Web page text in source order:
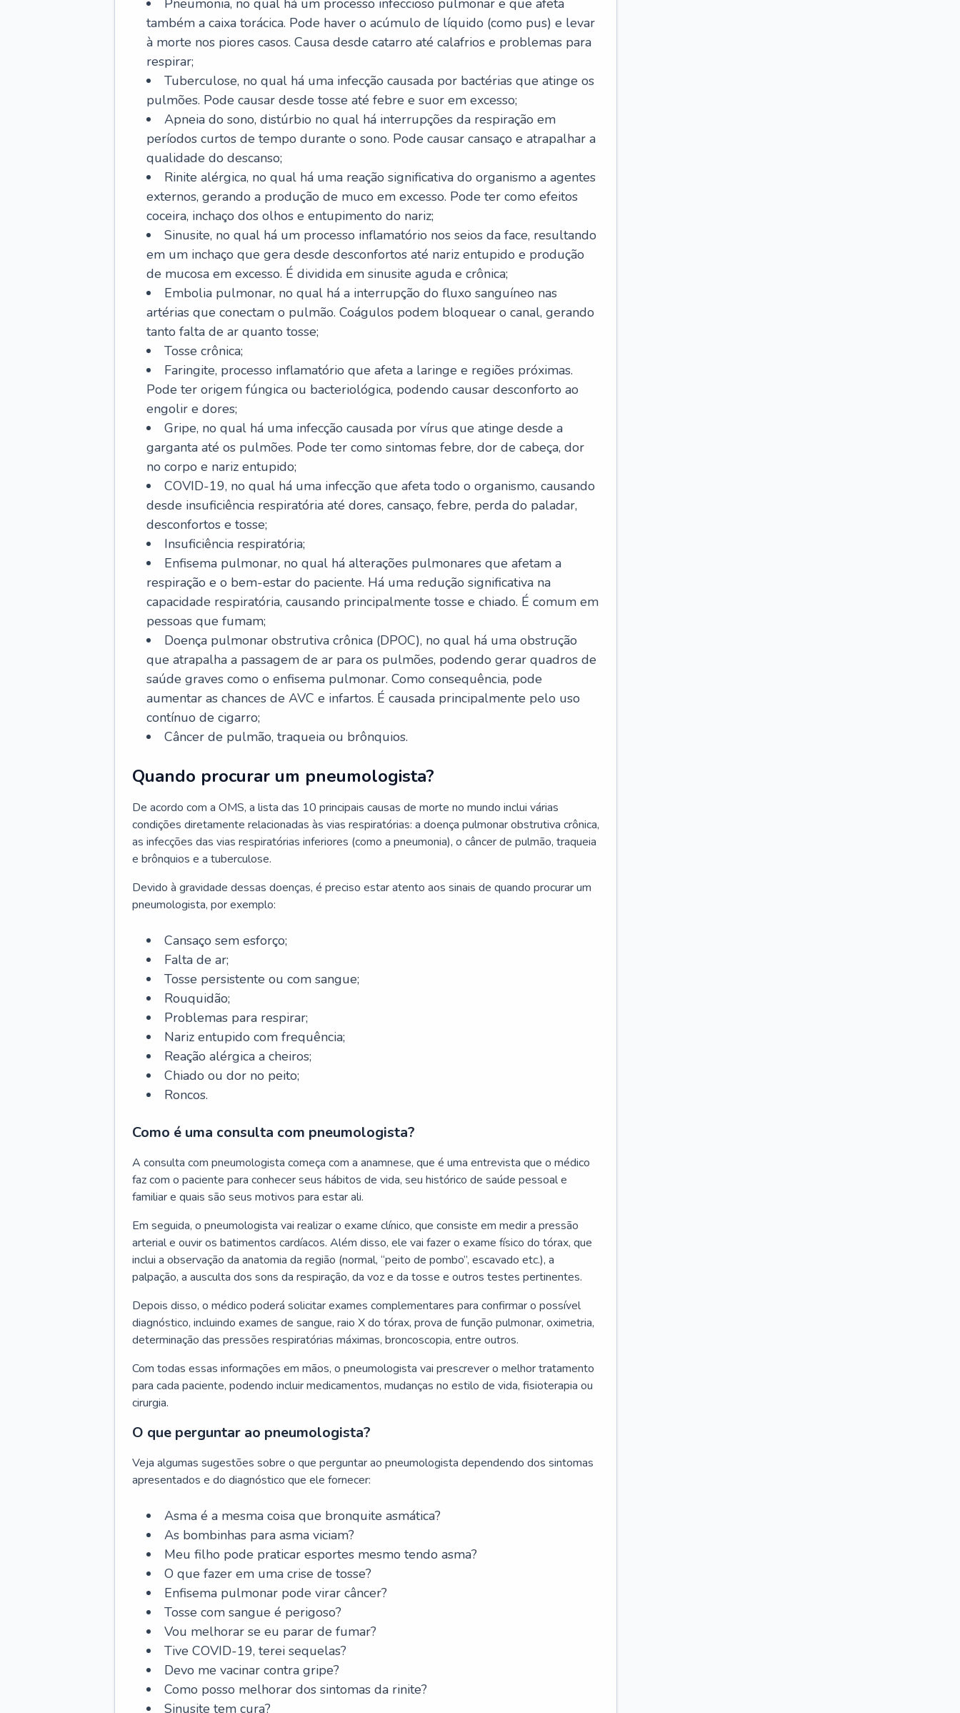
Pneumonia, no qual há um processo infeccioso pulmonar e que afeta
também a caixa torácica. Pode haver o acúmulo de líquido (como pus) e levar
à morte nos piores casos. Causa desde catarro até calafrios e problemas para
respirar;
Tuberculose, no qual há uma infecção causada por bactérias que atinge os
pulmões. Pode causar desde tosse até febre e suor em excesso;
Apneia do sono, distúrbio no qual há interrupções da respiração em
períodos curtos de tempo durante o sono. Pode causar cansaço e atrapalhar a
qualidade do descanso;
Rinite alérgica, no qual há uma reação significativa do organismo a agentes
externos, gerando a produção de muco em excesso. Pode ter como efeitos
coceira, inchaço dos olhos e entupimento do nariz;
Sinusite, no qual há um processo inflamatório nos seios da face, resultando
em um inchaço que gera desde desconfortos até nariz entupido e produção
de mucosa em excesso. É dividida em sinusite aguda e crônica;
Embolia pulmonar, no qual há a interrupção do fluxo sanguíneo nas
artérias que conectam o pulmão. Coágulos podem bloquear o canal, gerando
tanto falta de ar quanto tosse;
Tosse crônica;
Faringite, processo inflamatório que afeta a laringe e regiões próximas.
Pode ter origem fúngica ou bacteriológica, podendo causar desconforto ao
engolir e dores;
Gripe, no qual há uma infecção causada por vírus que atinge desde a
garganta até os pulmões. Pode ter como sintomas febre, dor de cabeça, dor
no corpo e nariz entupido;
COVID-19, no qual há uma infecção que afeta todo o organismo, causando
desde insuficiência respiratória até dores, cansaço, febre, perda do paladar,
desconfortos e tosse;
Insuficiência respiratória;
Enfisema pulmonar, no qual há alterações pulmonares que afetam a
respiração e o bem-estar do paciente. Há uma redução significativa na
capacidade respiratória, causando principalmente tosse e chiado. É comum em
pessoas que fumam;
Doença pulmonar obstrutiva crônica (DPOC), no qual há uma obstrução
que atrapalha a passagem de ar para os pulmões, podendo gerar quadros de
saúde graves como o enfisema pulmonar. Como consequência, pode
aumentar as chances de AVC e infartos. É causada principalmente pelo uso
contínuo de cigarro;
Câncer de pulmão, traqueia ou brônquios.
Quando procurar um pneumologista?
De acordo com a OMS, a lista das 10 principais causas de morte no mundo inclui várias
condições diretamente relacionadas às vias respiratórias: a doença pulmonar obstrutiva crônica,
as infecções das vias respiratórias inferiores (como a pneumonia), o câncer de pulmão, traqueia
e brônquios e a tuberculose.
Devido à gravidade dessas doenças, é preciso estar atento aos sinais de quando procurar um
pneumologista, por exemplo:
Cansaço sem esforço;
Falta de ar;
Tosse persistente ou com sangue;
Rouquidão;
Problemas para respirar;
Nariz entupido com frequência;
Reação alérgica a cheiros;
Chiado ou dor no peito;
Roncos.
Como é uma consulta com pneumologista?
A consulta com pneumologista começa com a anamnese, que é uma entrevista que o médico
faz com o paciente para conhecer seus hábitos de vida, seu histórico de saúde pessoal e
familiar e quais são seus motivos para estar ali.
Em seguida, o pneumologista vai realizar o exame clínico, que consiste em medir a pressão
arterial e ouvir os batimentos cardíacos. Além disso, ele vai fazer o exame físico do tórax, que
inclui a observação da anatomia da região (normal, “peito de pombo”, escavado etc.), a
palpação, a ausculta dos sons da respiração, da voz e da tosse e outros testes pertinentes.
Depois disso, o médico poderá solicitar exames complementares para confirmar o possível
diagnóstico, incluindo exames de sangue, raio X do tórax, prova de função pulmonar, oximetria,
determinação das pressões respiratórias máximas, broncoscopia, entre outros.
Com todas essas informações em mãos, o pneumologista vai prescrever o melhor tratamento
para cada paciente, podendo incluir medicamentos, mudanças no estilo de vida, fisioterapia ou
cirurgia.
O que perguntar ao pneumologista?
Veja algumas sugestões sobre o que perguntar ao pneumologista dependendo dos sintomas
apresentados e do diagnóstico que ele fornecer:
Asma é a mesma coisa que bronquite asmática?
As bombinhas para asma viciam?
Meu filho pode praticar esportes mesmo tendo asma?
O que fazer em uma crise de tosse?
Enfisema pulmonar pode virar câncer?
Tosse com sangue é perigoso?
Vou melhorar se eu parar de fumar?
Tive COVID-19, terei sequelas?
Devo me vacinar contra gripe?
Como posso melhorar dos sintomas da rinite?
Sinusite tem cura?